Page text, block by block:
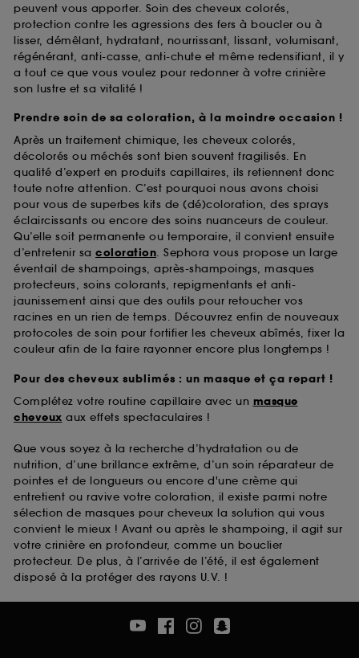
peuvent vous apporter. Soin des cheveux colorés,
protection contre les agressions des fers à boucler ou à
lisser, démêlant, hydratant, nourrissant, lissant, volumisant,
régénérant, anti-casse, anti-chute et même redensifiant, il y
a tout ce que vous voulez pour redonner à votre crinière
son lustre et sa vitalité !
Prendre soin de sa coloration, à la moindre occasion !
Après un traitement chimique, les cheveux colorés,
décolorés ou méchés sont bien souvent fragilisés. En
qualité d’expert en produits capillaires, ils retiennent donc
toute notre attention. C’est pourquoi nous avons choisi
pour vous de superbes kits de (dé)coloration, des sprays
éclaircissants ou encore des soins nuanceurs de couleur.
Qu’elle soit permanente ou temporaire, il convient ensuite
d’entretenir sa coloration. Sephora vous propose un large
éventail de shampoings, après-shampoings, masques
protecteurs, soins colorants, repigmentants et anti-
jaunissement ainsi que des outils pour retoucher vos
racines en un rien de temps. Découvrez enfin de nouveaux
protocoles de soin pour fortifier les cheveux abîmés, fixer la
couleur afin de la faire rayonner encore plus longtemps !
Pour des cheveux sublimés : un masque et ça repart !
Complétez votre routine capillaire avec un masque
cheveux aux effets spectaculaires !
Que vous soyez à la recherche d’hydratation ou de
nutrition, d’une brillance extrême, d’un soin réparateur de
pointes et de longueurs ou encore d'une crème qui
entretient ou ravive votre coloration, il existe parmi notre
sélection de masques pour cheveux la solution qui vous
convient le mieux ! Avant ou après le shampoing, il agit sur
votre crinière en profondeur, comme un bouclier
protecteur. De plus, à l’arrivée de l’été, il est également
disposé à la protéger des rayons U.V. !